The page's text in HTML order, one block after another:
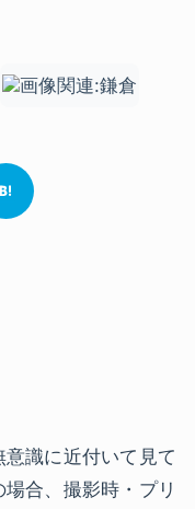
識に近付いて見て
合、撮影時・プリ